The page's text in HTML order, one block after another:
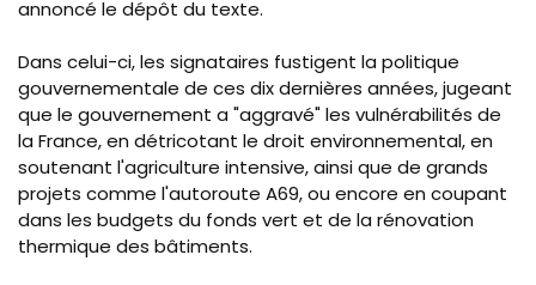
annoncé le dépôt du texte.
Dans celui-ci, les signataires fustigent la politique
gouvernementale de ces dix dernières années, jugeant
que le gouvernement a "aggravé" les vulnérabilités de
la France, en détricotant le droit environnemental, en
soutenant l'agriculture intensive, ainsi que de grands
projets comme l'autoroute A69, ou encore en coupant
dans les budgets du fonds vert et de la rénovation
thermique des bâtiments.